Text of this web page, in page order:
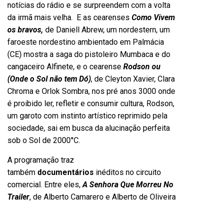
notícias do rádio e se surpreendem com a volta
da irmã mais velha. E as cearenses Como Vivem
os bravos, de Daniell Abrew, um nordestern, um
faroeste nordestino ambientado em Palmácia
(CE) mostra a saga do pistoleiro Mumbaca e do
cangaceiro Alfinete, e o cearense Rodson ou
(Onde o Sol não tem Dó), de Cleyton Xavier, Clara
Chroma e Orlok Sombra, nos pré anos 3000 onde
é proibido ler, refletir e consumir cultura, Rodson,
um garoto com instinto artístico reprimido pela
sociedade, sai em busca da alucinação perfeita
sob o Sol de 2000°C.
A programação traz
também documentários inéditos no circuito
comercial. Entre eles,A Senhora Que Morreu No
Trailer, de Alberto Camarero e Alberto de Oliveira